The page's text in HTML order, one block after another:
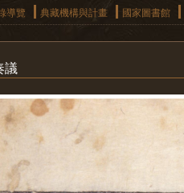
導覽 典藏機構與計畫 國家圖書館
議